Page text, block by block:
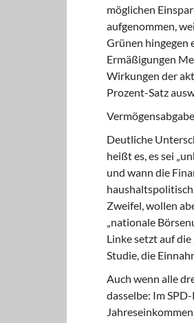
möglichen
aufgenommen,
Grünen hingegen
Ermäßigungen
Wirkungen der
Prozent-Satz
Deutliche
heißt es, es sei
und wann die
haushaltspolitisch
Zweifel, wollen
„nationale
Linke setzt auf
Studie, die
Auch wenn alle
dasselbe: Im